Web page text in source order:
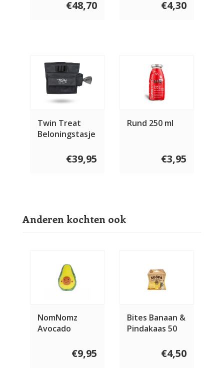
€48,70 €4,30
Twin Treat
Beloningstasje
€39,95
Rund 250 ml
€3,95
Anderen kochten ook
NomNomz
Avocado
€9,95
Bites Banaan &
Pindakaas 50
€4,50